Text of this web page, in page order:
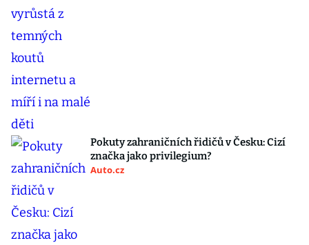
Pokuty zahraničních řidičů v Česku: Cizí
značka jako privilegium?
Auto.cz